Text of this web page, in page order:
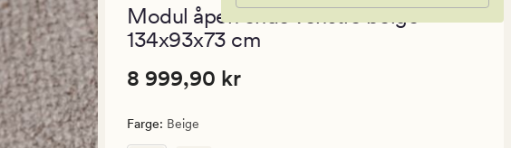
en
Modul åpen ende venstre beige -
134x93x73 cm
Pris
999,90
Pris 8 999,90 kr
8 999,90 kr
Farge: Beige